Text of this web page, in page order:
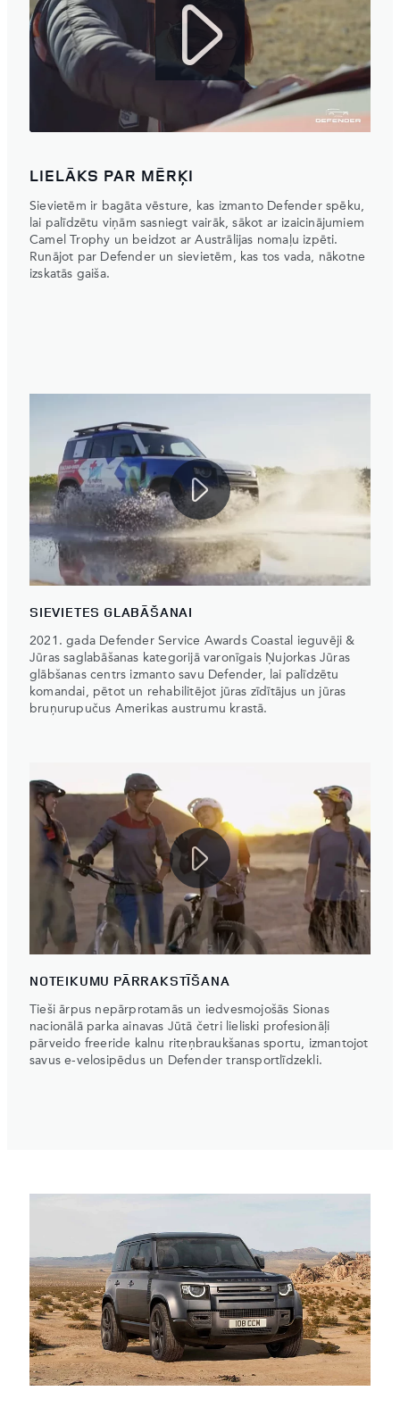
LIELĀKS PAR MĒRĶI
Sievietēm ir bagāta vēsture, kas izmanto Defender spēku,
lai palīdzētu viņām sasniegt vairāk, sākot ar izaicinājumiem
Camel Trophy un beidzot ar Austrālijas nomaļu izpēti.
Runājot par Defender un sievietēm, kas tos vada, nākotne
izskatās gaiša.
SIEVIETES GLABĀŠANAI
2021. gada Defender Service Awards Coastal ieguvēji &
Jūras saglabāšanas kategorijā varonīgais Ņujorkas Jūras
glābšanas centrs izmanto savu Defender, lai palīdzētu
komandai, pētot un rehabilitējot jūras zīdītājus un jūras
bruņurupučus Amerikas austrumu krastā.
NOTEIKUMU PĀRRAKSTĪŠANA
Tieši ārpus nepārprotamās un iedvesmojošās Sionas
nacionālā parka ainavas Jūtā četri lieliski profesionāļi
pārveido freeride kalnu riteņbraukšanas sportu, izmantojot
savus e-velosipēdus un Defender transportlīdzekli.